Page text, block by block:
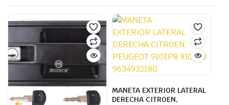
MANETA EXTERIOR LATERAL
DERECHA CITROEN,